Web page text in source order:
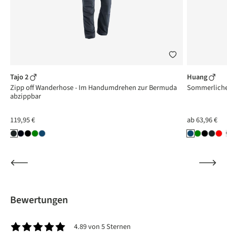
Tajo 2
Zipp off Wanderhose - Im Handumdrehen zur Bermuda
abzippbar
119,95 €
Huang
ab63,96 €
Bewertungen
4.89 von 5 Sternen